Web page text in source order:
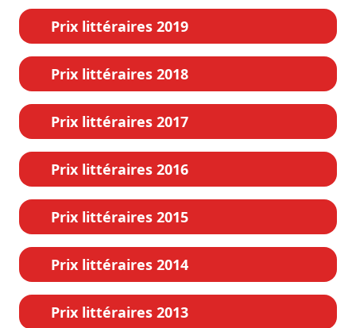
Prix littéraires 2019
Prix littéraires 2018
Prix littéraires 2017
Prix littéraires 2016
Prix littéraires 2015
Prix littéraires 2014
Prix littéraires 2013